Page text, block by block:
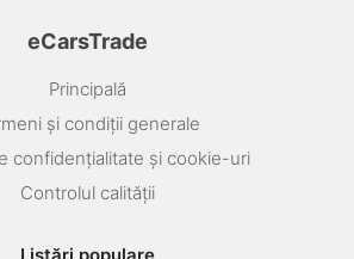
eCarsTrade
Principală
și condiții generale
confidențialitate și cookie-uri
Controlul calității